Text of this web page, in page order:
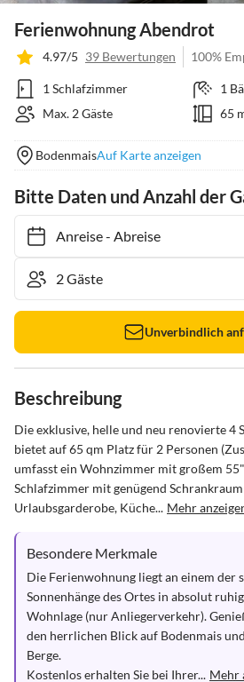
Ferienwohnung Abendrot
4.97/5 39 Bewertungen 100%
1 Schlafzimmer
1
Max. 2 Gäste
65
BodenmaisAuf Karte anzeigen
Bitte Daten und Anzahl der
Anreise- Abreise
Unverbindlich
Beschreibung
Die exklusive, helle und neu renovierte 4
bietet auf 65 qm Platz für 2 Personen
umfasst ein Wohnzimmer mit großem
Schlafzimmer mit genügend
Urlaubsgarderobe, Küche... Mehr
Besondere Merkmale
Die Ferienwohnung liegt an einem der
Sonnenhänge des Ortes in absolut
Wohnlage (nur Anliegerverkehr).
den herrlichen Blick auf Bodenmais
Berge.
Kostenlos erhalten Sie bei Ihrer... Mehr